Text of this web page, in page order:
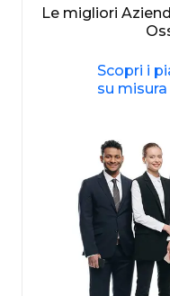
Le migliori
Scopri i
su